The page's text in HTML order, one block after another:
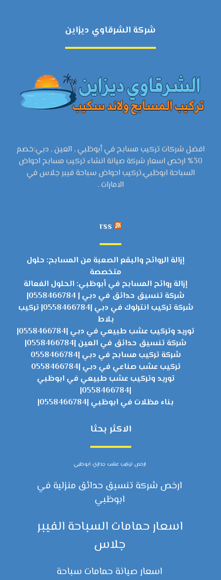
شركة الشرقاوي ديزاين
افضل شركات تركيب مسابح في أبوظبي , العين , دبي:خصم
30% ارخص اسعار شركة صيانة انشاء تركيب مسابح احواض
السباحة ابوظبي,تركيب احواض سباحة فيبر جلاس في
الامارات .
rss
إزالة الروائح والبقع الصعبة من المسابح: حلول
متخصصة
إزالة روائح المسابح في أبوظبي: الحلول الفعالة
شركة تنسيق حدائق في دبي | 0558466784|
شركة تركيب انترلوك في دبي |0558466784| تركيب
بلاط
توريد وتركيب عشب طبيعي في دبي |0558466784|
شركة تنسيق حدائق في العين |0558466784|
شركة تركيب مسابح في دبي |0558466784
تركيب عشب صناعي في دبي |0558466784
توريد وتركيب عشب طبيعي في ابوظبي
|0558466784|
بناء مظلات في ابوظبي |0558466784|
الاكثر بحثا
ارخص تركيب عشب جداري ابوظبي
ارخص شركة تنسيق حدائق منزلية في
ابوظبي
اسعار حمامات السباحة الفيبر
جلاس
اسعار صيانة حمامات سباحة